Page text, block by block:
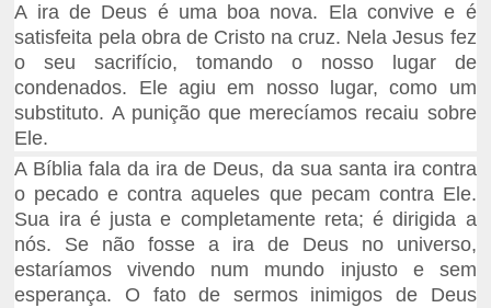
A ira de Deus é uma boa nova. Ela convive e é
satisfeita pela obra de Cristo na cruz. Nela Jesus fez
o seu sacrifício, tomando o nosso lugar de
condenados. Ele agiu em nosso lugar, como um
substituto. A punição que merecíamos recaiu sobre
Ele.
A Bíblia fala da ira de Deus, da sua santa ira contra
o pecado e contra aqueles que pecam contra Ele.
Sua ira é justa e completamente reta; é dirigida a
nós. Se não fosse a ira de Deus no universo,
estaríamos vivendo num mundo injusto e sem
esperança. O fato de sermos inimigos de Deus